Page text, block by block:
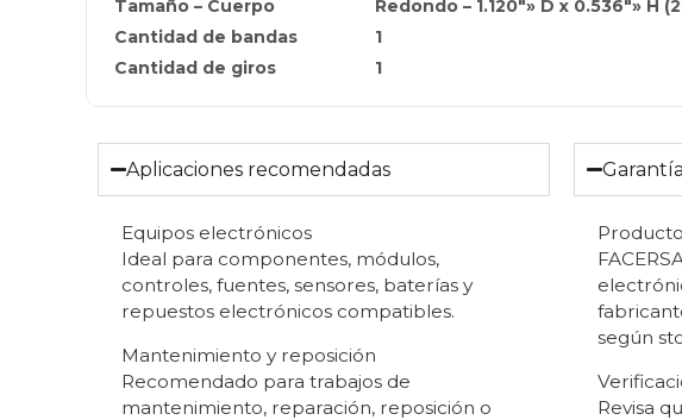
Tamaño – Cuerpo
Redondo – 1.120″» D x 0.536″» H
Cantidad de bandas
1
Cantidad de giros
1
Aplicaciones recomendadas
Equipos electrónicos
Ideal para componentes, módulos,
controles, fuentes, sensores, baterías y
repuestos electrónicos compatibles.
Mantenimiento y reposición
Recomendado para trabajos de
mantenimiento, reparación, reposición o
según
Revisa